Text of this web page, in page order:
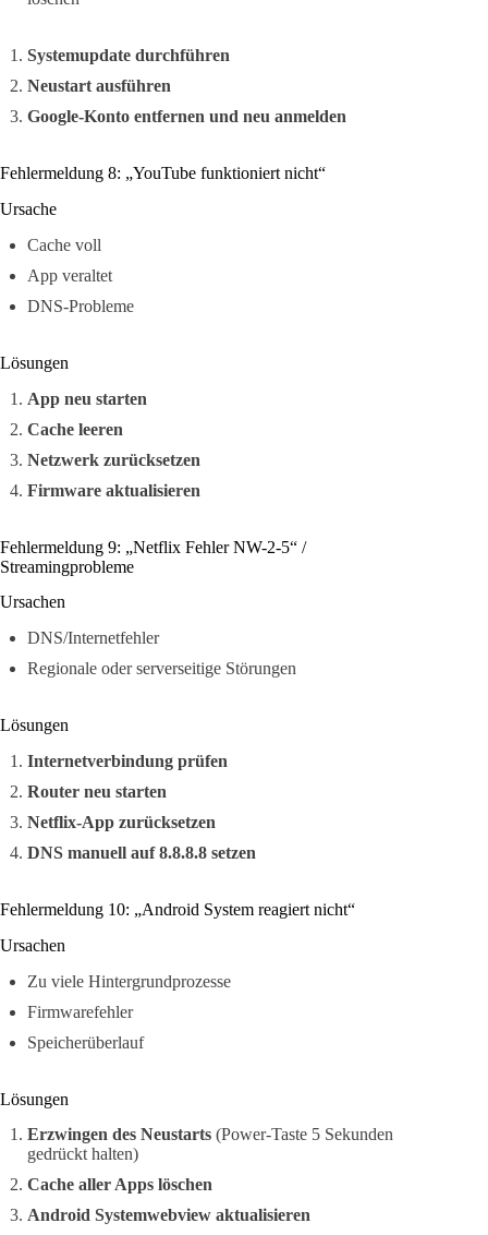
Systemupdate durchführen
Neustart ausführen
Google-Konto entfernen und neu anmelden
Fehlermeldung 8: „YouTube funktioniert nicht“
Ursache
Cache voll
App veraltet
DNS-Probleme
Lösungen
App neu starten
Cache leeren
Netzwerk zurücksetzen
Firmware aktualisieren
Fehlermeldung 9: „Netflix Fehler NW-2-5“ /
Streamingprobleme
Ursachen
DNS/Internetfehler
Regionale oder serverseitige Störungen
Lösungen
Internetverbindung prüfen
Router neu starten
Netflix-App zurücksetzen
DNS manuell auf 8.8.8.8 setzen
Fehlermeldung 10: „Android System reagiert nicht“
Ursachen
Zu viele Hintergrundprozesse
Firmwarefehler
Speicherüberlauf
Lösungen
Erzwingen des Neustarts (Power-Taste 5 Sekunden
gedrückt halten)
Cache aller Apps löschen
Android Systemwebview aktualisieren